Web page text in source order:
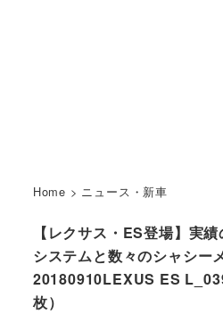
Home > ニュース・新車
【レクサス・ES登場】実
システムと数々のシャシー
20180910LEXUS ES
枚）